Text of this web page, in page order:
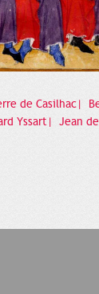
de Casilhac|
Yssart| Jean